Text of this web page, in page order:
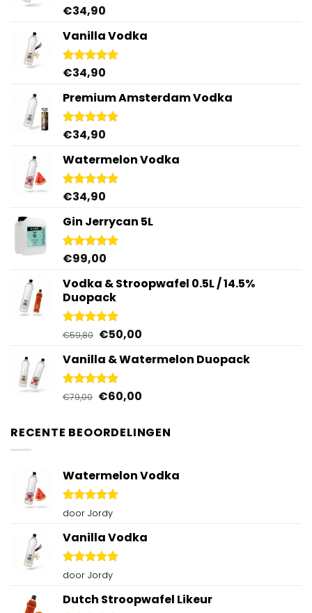
Gewaardeerd
€34,90
Vanilla Vodka
Gewaardeerd
€34,90
Premium Amsterdam Vodka
Gewaardeerd
€34,90
Watermelon Vodka
Gewaardeerd
€34,90
Gin Jerrycan 5L
Gewaardeerd
€99,00
Vodka & Stroopwafel 0.5L / 14.5%
Duopack
Gewaardeerd
€59,80 Oorspronkelijke
was:
€59,80.
€50,00Huidige
is:
Vanilla & Watermelon Duopack
Gewaardeerd
€79,00 Oorspronkelijke
was:
€79,00.
€60,00Huidige
is:
€60,00.
RECENTE BEOORDELINGEN
Watermelon Vodka
Gewaardeerd
door Jordy
Vanilla Vodka
Gewaardeerd
door Jordy
Dutch Stroopwafel Likeur